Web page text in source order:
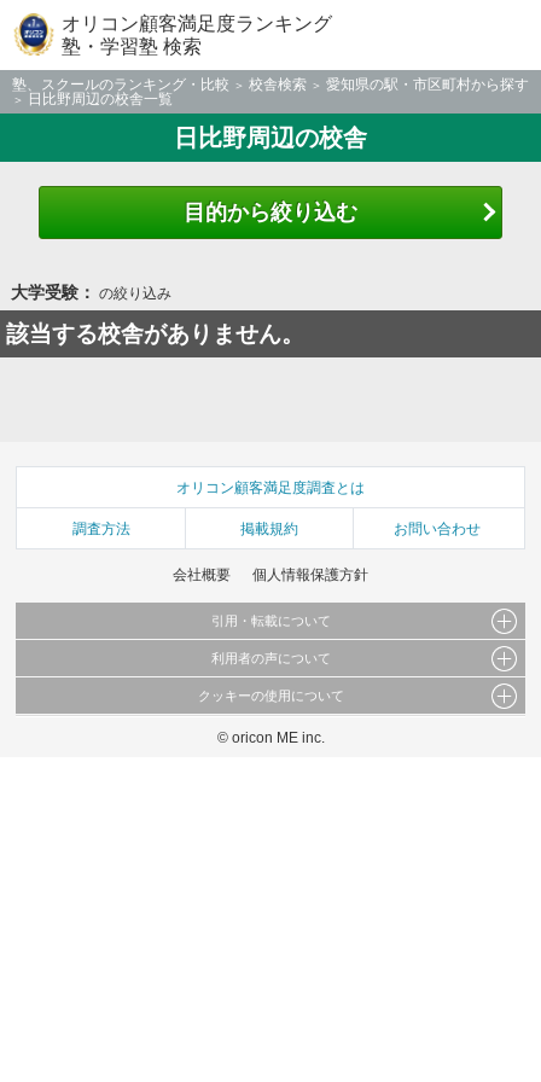
オリコン顧客満足度ランキング
塾・学習塾 検索
塾、スクールのランキング・比較 校舎検索
愛知県の駅・市区町村から探す
日比野周辺の校舎一覧
日比野周辺の校舎
目的から絞り込む
大学受験： の絞り込み
該当する校舎がありません。
オリコン顧客満足度調査とは
調査方法 掲載規約 お問い合わせ
会社概要 個人情報保護方針
引用・転載について
当サイトで公開されている情報（文字、写真、イラスト、画像データ等）及びこれらの配
これらの情報を権利者の許可なく無断転載・複製などの二次利用を行うことは固く禁じて
利用者の声について
当サイトに掲載している内容はすべてサービスの利用者が提出された見解・感想です。
弊社の見解・ 意見ではないことをご理解いただいた上でご覧ください。
クッキーの使用について
このサイトでは Cookie を使用して、ユーザーに合わせたコンテンツや広告の表示、ソー
© oricon ME inc.